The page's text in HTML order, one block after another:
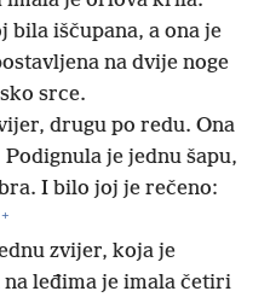
bila iščupana, a ona je
na dvije noge
srce.
drugu po redu. Ona
Podignula je jednu šapu,
I bilo joj je rečeno:
+
zvijer, koja je
na leđima je imala četiri